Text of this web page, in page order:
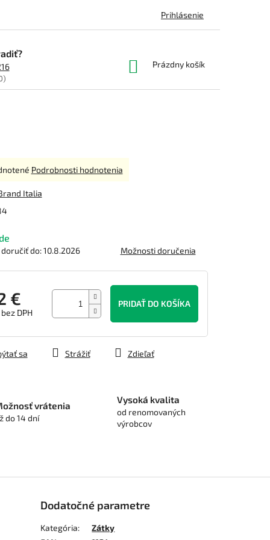
Prihlásenie
NÁKUPNÝ
Prázdny košík
do: 10.8.2026 Možnosti doručenia
€
DPH
PRIDAŤ DO KOŠÍKA
sa Strážiť Zdieľať
Podrobnosti hodnotenia
Italia
vrátenia
do 14 dní
Vysoká kvalita
od renomovaných
výrobcov
Dodatočné parametre
Kategória:
Zátky